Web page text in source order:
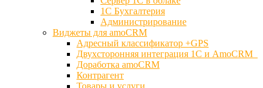
1С Бухгалтерия
Администрирование
Виджеты для amoCRM
Адресный классификатор +GPS
Двухсторонняя интеграция 1С и AmoCRM
Доработка amoCRM
Контрагент
Товары и услуги